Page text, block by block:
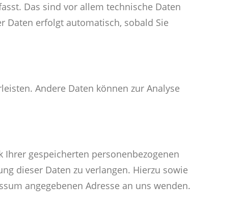
Das sind vor allem technische Daten
Daten erfolgt automatisch, sobald Sie
Andere Daten können zur Analyse
gespeicherten personenbezogenen
dieser Daten zu verlangen. Hierzu sowie
angegebenen Adresse an uns wenden.